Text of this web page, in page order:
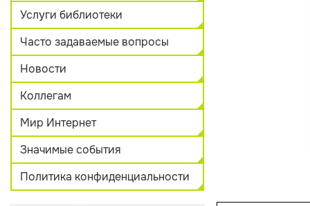
Услуги библиотеки
Часто задаваемые вопросы
Новости
Коллегам
Мир Интернет
Значимые события
Политика конфиденциальности